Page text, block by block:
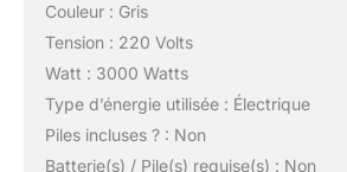
Couleur : Gris
Tension : 220 Volts
Watt : 3000 Watts
Type d’énergie utilisée : Électrique
Piles incluses ? : Non
Batterie(s) / Pile(s) requise(s) : Non